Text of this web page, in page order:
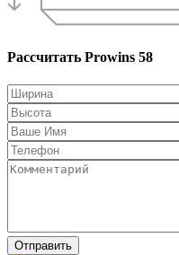
Рассчитать Prowins 58